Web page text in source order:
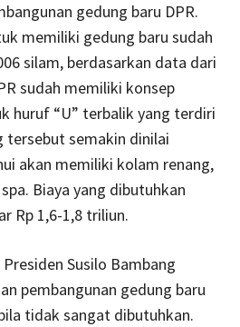
gedung baru DPR.
memiliki gedung baru sudah
silam, berdasarkan data dari
sudah memiliki konsep
huruf “U” terbalik yang terdiri
tersebut semakin dinilai
akan memiliki kolam renang,
Biaya yang dibutuhkan
Rp 1,6-1,8 triliun.
Susilo Bambang
pembangunan gedung baru
tidak sangat dibutuhkan.